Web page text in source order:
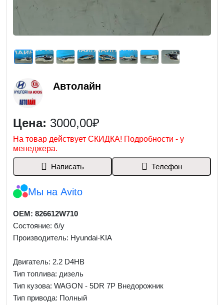
Автолайн
Цена: 3000,00₽
На товар действует СКИДКА! Подробности - у
менеджера.
Написать Телефон
Мы на Avito
OEM: 826612W710
Состояние: б/у
Производитель: Hyundai-KIA
Двигатель: 2.2 D4HB
Тип топлива: дизель
Тип кузова: WAGON - 5DR 7P Внедорожник
Тип привода: Полный